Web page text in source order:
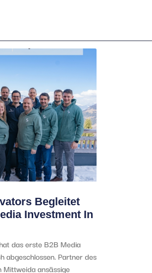
Begleitet
Investment In
das erste B2B Media
abgeschlossen. Partner des
ansässige